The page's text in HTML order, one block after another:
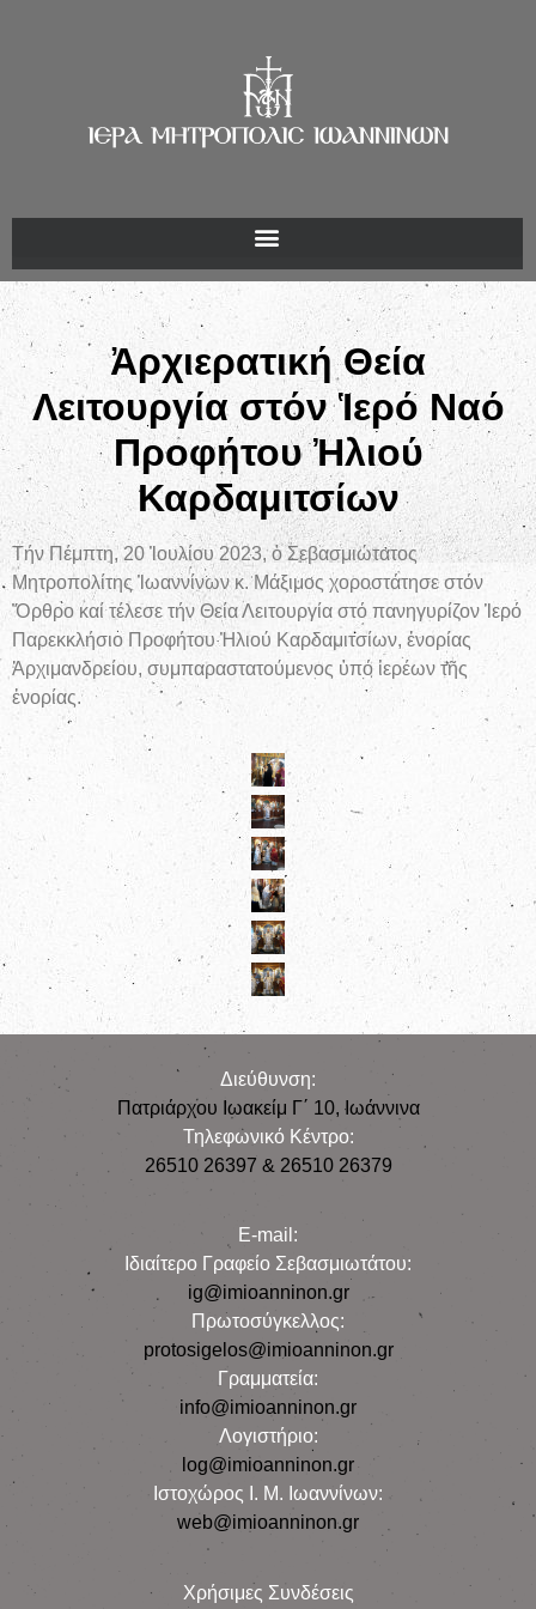
Ἀρχιερατική Θεία
Λειτουργία στόν Ἱερό Ναό
Προφήτου Ἠλιού
Καρδαμιτσίων
Τήν Πέμπτη, 20 Ἰουλίου 2023, ὁ Σεβασμιώτατος
Μητροπολίτης Ἰωαννίνων κ. Μάξιμος χοροστάτησε στόν
Ὄρθρο καί τέλεσε τήν Θεία Λειτουργία στό πανηγυρίζον Ἱερό
Παρεκκλήσιο Προφήτου Ἠλιού Καρδαμιτσίων, ἐνορίας
Ἀρχιμανδρείου, συμπαραστατούμενος ὑπό ἱερέων τῆς
ἐνορίας.
Διεύθυνση:
Πατριάρχου Ιωακείμ Γ΄ 10, Iωάννινα
Τηλεφωνικό Κέντρο:
26510 26397 & 26510 26379
E-mail:
Iδιαίτερο Γραφείο Σεβασμιωτάτου:
ig@imioanninon.gr
Πρωτοσύγκελλος:
protosigelos@imioanninon.gr
Γραμματεία:
info@imioanninon.gr
Λογιστήριο:
log@imioanninon.gr
Ιστοχώρος Ι. Μ. Ιωαννίνων:
web@imioanninon.gr
Χρήσιμες Συνδέσεις